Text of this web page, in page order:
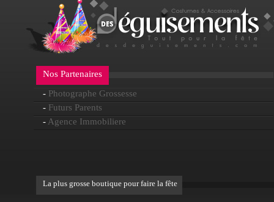
Nos Partenaires
- Photographe Grossesse
- Futurs Parents
- Agence Immobiliere
La plus grosse boutique pour faire la fête